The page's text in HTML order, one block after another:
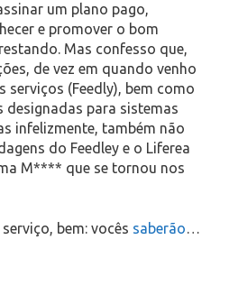
um plano pago,
e promover o bom
Mas confesso que,
de vez em quando venho
(Feedly), bem como
designadas para sistemas
infelizmente, também não
do Feedley e o Liferea
M**** que se tornou nos
bem: vocês saberão…